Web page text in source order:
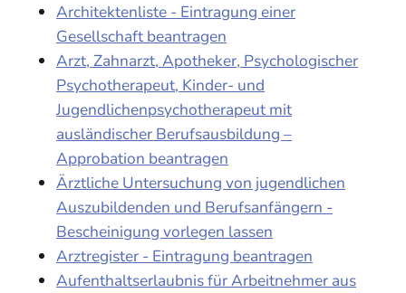
Architektenliste - Eintragung einer
Gesellschaft beantragen
Arzt, Zahnarzt, Apotheker, Psychologischer
Psychotherapeut, Kinder- und
Jugendlichenpsychotherapeut mit
ausländischer Berufsausbildung –
Approbation beantragen
Ärztliche Untersuchung von jugendlichen
Auszubildenden und Berufsanfängern -
Bescheinigung vorlegen lassen
Arztregister - Eintragung beantragen
Aufenthaltserlaubnis für Arbeitnehmer aus